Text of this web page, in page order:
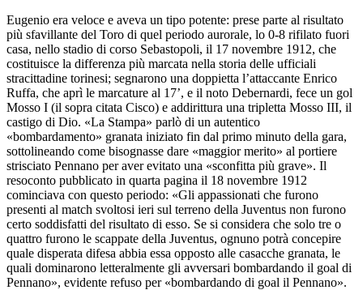
Eugenio era veloce e aveva un tipo potente: prese parte al risultato
più sfavillante del Toro di quel periodo aurorale, lo 0-8 rifilato fuori
casa, nello stadio di corso Sebastopoli, il 17 novembre 1912, che
costituisce la differenza più marcata nella storia delle ufficiali
stracittadine torinesi; segnarono una doppietta l’attaccante Enrico
Ruffa, che aprì le marcature al 17’, e il noto Debernardi, fece un gol
Mosso I (il sopra citata Cisco) e addirittura una tripletta Mosso III, il
castigo di Dio. «La Stampa» parlò di un autentico
«bombardamento» granata iniziato fin dal primo minuto della gara,
sottolineando come bisognasse dare «maggior merito» al portiere
strisciato Pennano per aver evitato una «sconfitta più grave». Il
resoconto pubblicato in quarta pagina il 18 novembre 1912
cominciava con questo periodo: «Gli appassionati che furono
presenti al match svoltosi ieri sul terreno della Juventus non furono
certo soddisfatti del risultato di esso. Se si considera che solo tre o
quattro furono le scappate della Juventus, ognuno potrà concepire
quale disperata difesa abbia essa opposto alle casacche granata, le
quali dominarono letteralmente gli avversari bombardando il goal di
Pennano», evidente refuso per «bombardando di goal il Pennano».